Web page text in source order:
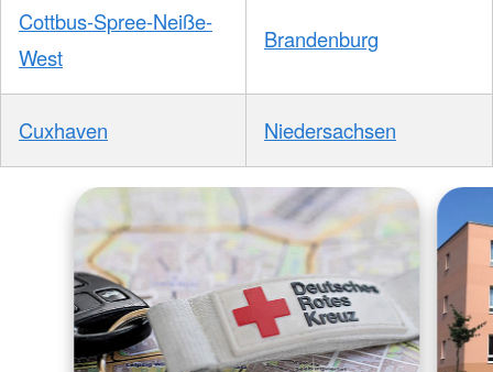
Cottbus-Spree-Neiße-
West
Brandenburg
Cuxhaven Niedersachsen